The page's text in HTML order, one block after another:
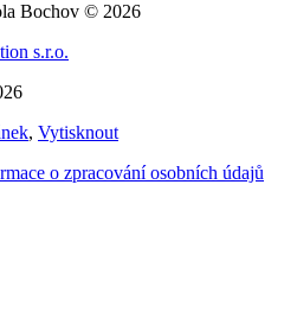
Bochov © 2026
s.r.o.
, Vytisknout
o zpracování osobních údajů